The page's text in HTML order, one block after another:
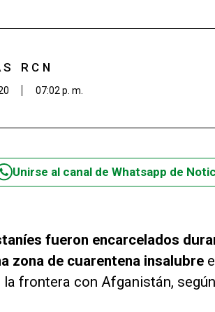
RCN
07:02 p. m.
Unirse al canal de Whatsapp de
fueron encarcelados
zona de cuarentena insalubre
frontera con Afganistán,